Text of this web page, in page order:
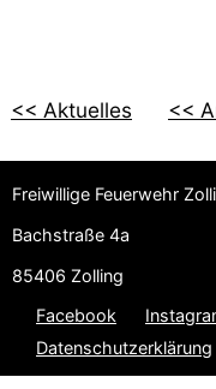
<< Aktuelles <<
Freiwillige Feuerwehr
Bachstraße 4a
85406 Zolling
Facebook
Datenschutzerklärung